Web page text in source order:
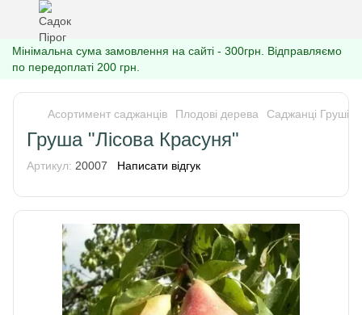
Мінімальна сума замовлення на сайті - 300грн. Відправляємо
по передоплаті 200 грн.
Асортимент саджанців Плодові дерева Саджанці Груші
Груша "Лісова Красуня"
Артикул: 20007 Написати відгук